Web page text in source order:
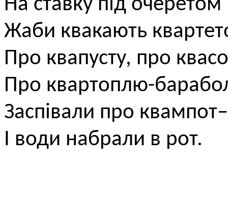
На ставку під очеретом
Жаби квакають
Про квапусту, про
Про квартоплю-
Заспівали про квампот–
І води набрали в рот.